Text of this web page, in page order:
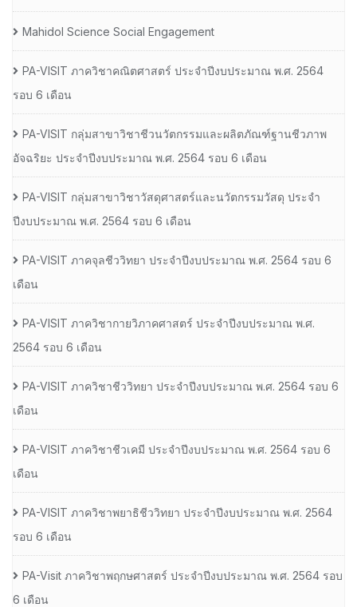
Mahidol Science Social Engagement
PA-VISIT ภาควิชาคณิตศาสตร์ ประจำปีงบประมาณ พ.ศ. 2564
รอบ 6 เดือน
PA-VISIT กลุ่มสาขาวิชาชีวนวัตกรรมและผลิตภัณฑ์ฐานชีวภาพ
อัจฉริยะ ประจำปีงบประมาณ พ.ศ. 2564 รอบ 6 เดือน
PA-VISIT กลุ่มสาขาวิชาวัสดุศาสตร์และนวัตกรรมวัสดุ ประจำ
ปีงบประมาณ พ.ศ. 2564 รอบ 6 เดือน
PA-VISIT ภาคจุลชีววิทยา ประจำปีงบประมาณ พ.ศ. 2564 รอบ 6
เดือน
PA-VISIT ภาควิชากายวิภาคศาสตร์ ประจำปีงบประมาณ พ.ศ.
2564 รอบ 6 เดือน
PA-VISIT ภาควิชาชีววิทยา ประจำปีงบประมาณ พ.ศ. 2564 รอบ 6
เดือน
PA-VISIT ภาควิชาชีวเคมี ประจำปีงบประมาณ พ.ศ. 2564 รอบ 6
เดือน
PA-VISIT ภาควิชาพยาธิชีววิทยา ประจำปีงบประมาณ พ.ศ. 2564
รอบ 6 เดือน
PA-Visit ภาควิชาพฤกษศาสตร์ ประจำปีงบประมาณ พ.ศ. 2564 รอบ
6 เดือน